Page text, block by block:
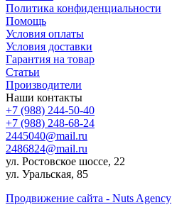
Политика конфиденциальности
Помощь
Условия оплаты
Условия доставки
Гарантия на товар
Статьи
Производители
Наши контакты
+7 (988) 244-50-40
+7 (988) 248-68-24
2445040@mail.ru
2486824@mail.ru
ул. Ростовское шоссе, 22
ул. Уральская, 85
Продвижение сайта - Nuts Agency